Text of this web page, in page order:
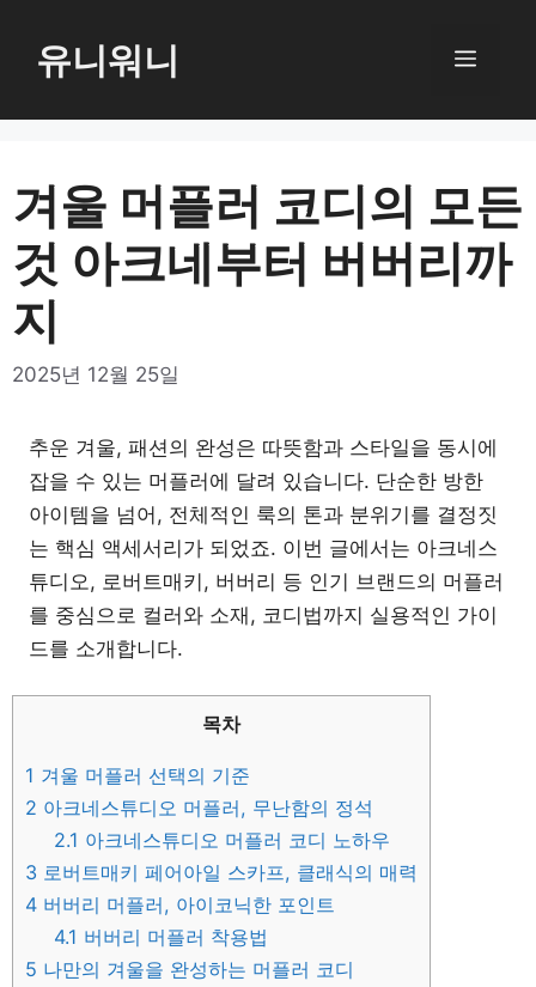
로
너
뛰
기
유니워니 메
겨울 머플러 코디의 모든
것 아크네부터 버버리까
지
2025년 12월 25일
추운 겨울, 패션의 완성은 따뜻함과 스타일을 동시에
잡을 수 있는 머플러에 달려 있습니다. 단순한 방한
아이템을 넘어, 전체적인 룩의 톤과 분위기를 결정짓
는 핵심 액세서리가 되었죠. 이번 글에서는 아크네스
튜디오, 로버트매키, 버버리 등 인기 브랜드의 머플러
를 중심으로 컬러와 소재, 코디법까지 실용적인 가이
드를 소개합니다.
목차
1 겨울 머플러 선택의 기준
2 아크네스튜디오 머플러, 무난함의 정석
2.1 아크네스튜디오 머플러 코디 노하우
3 로버트매키 페어아일 스카프, 클래식의 매력
4 버버리 머플러, 아이코닉한 포인트
4.1 버버리 머플러 착용법
5 나만의 겨울을 완성하는 머플러 코디